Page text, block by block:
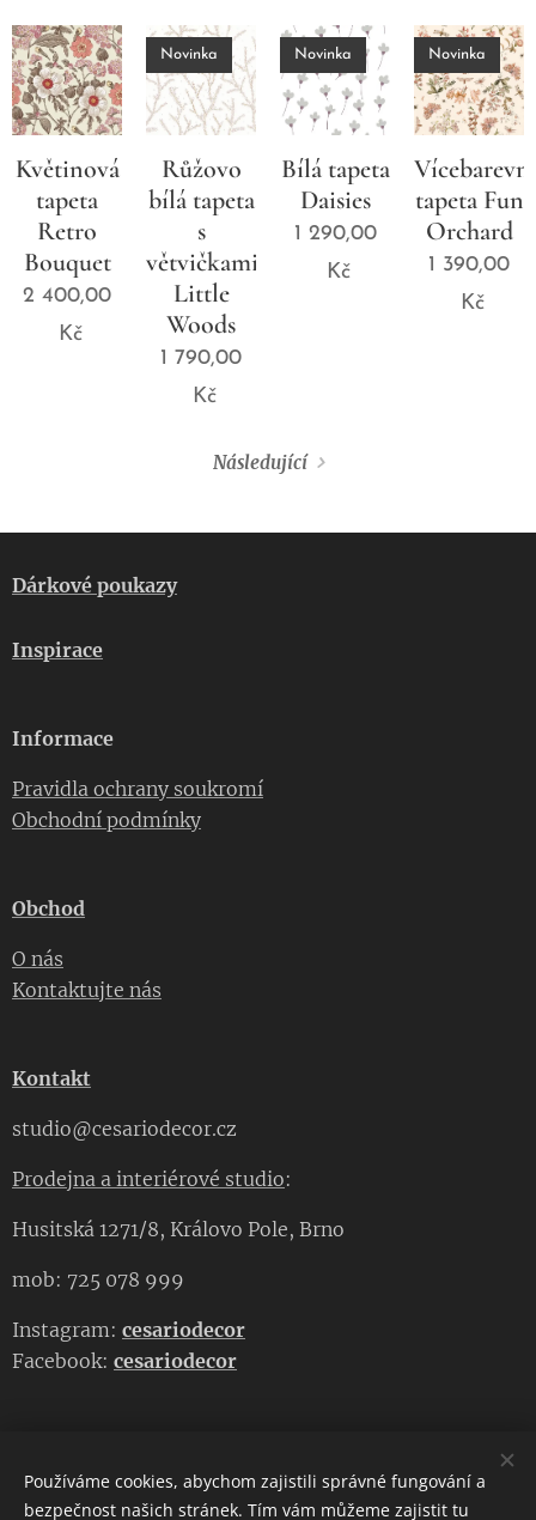
Květinová
tapeta
Retro
Bouquet
2 400,00
Kč
Růžovo
bílá tapeta
s
větvičkami
Little
Woods
Novinka
1 790,00
Kč
Bílá tapeta
Daisies
Novinka
1 290,00
Kč
tapeta Fun
Orchard
Novinka
1 390,00
Kč
Následující
Dárkové poukazy
Inspirace
Informace
Pravidla ochrany soukromí
Obchodní podmínky
Obchod
O nás
Kontaktujte nás
Kontakt
studio@cesariodecor.cz
Prodejna a interiérové studio:
Husitská 1271/8, Královo Pole, Brno
mob: 725 078 999
Instagram: cesariodecor
Facebook: cesariodecor
CESARIO DECOR
Používáme cookies, abychom zajistili správné fungování a
bezpečnost našich stránek. Tím vám můžeme zajistit tu